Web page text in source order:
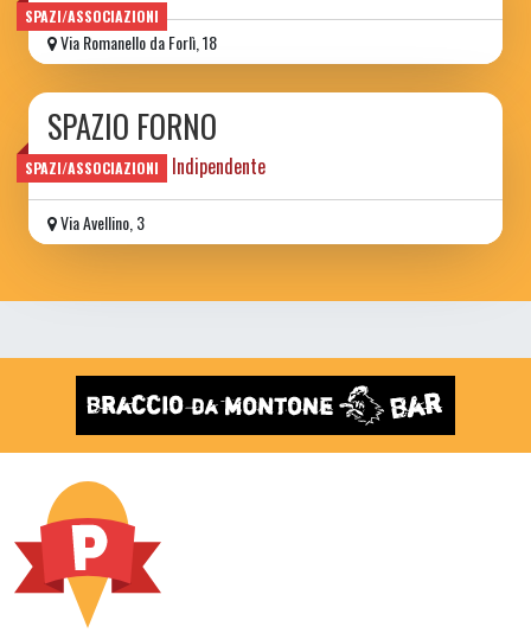
SPAZI/ASSOCIAZIONI
Via Romanello da Forlì, 18
SPAZI/ASSOCIAZIONI
SPAZIO FORNO
Spazio Culturare Indipendente
Via Avellino, 3